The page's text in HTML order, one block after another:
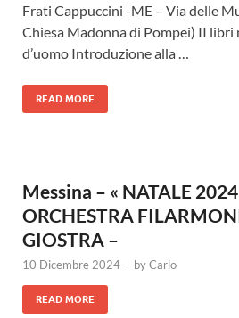
Frati Cappuccini -ME – Via delle
Chiesa Madonna di Pompei) II libri
d’uomo Introduzione alla …
READ MORE
Messina – « NATALE
ORCHESTRA
GIOSTRA –
10 Dicembre 2024 - byCarlo
READ MORE